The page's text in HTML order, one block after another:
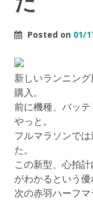
Posted on 01/
新しいランニン
購入。
前に機種、バッ
やっと。
フルマラソンで
た。
この新型、心拍
がわかるという優
次の赤羽ハーフマ